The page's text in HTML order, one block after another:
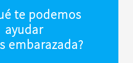
te podemos
ayudar
embarazada?